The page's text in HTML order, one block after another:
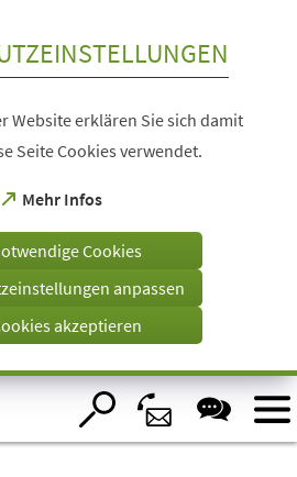
Website erklären Sie sich damit
Seite Cookies verwendet.
Mehr Infos
(Öffnet
einem
Tab)
Cookies
anpassen
akzeptieren